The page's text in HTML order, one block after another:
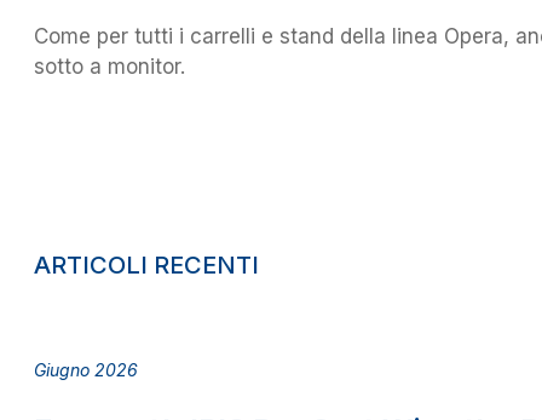
Come per tutti i carrelli e stand della linea Opera,
sotto a monitor.
ARTICOLI RECENTI
Giugno 2026